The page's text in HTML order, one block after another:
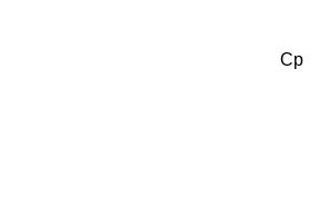
Ср